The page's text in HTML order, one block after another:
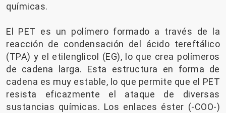
químicas.
El PET es un polímero formado a través de la
reacción de condensación del ácido tereftálico
(TPA) y el etilenglicol (EG), lo que crea polímeros
de cadena larga. Esta estructura en forma de
cadena es muy estable, lo que permite que el PET
resista eficazmente el ataque de diversas
sustancias químicas. Los enlaces éster (-COO-)